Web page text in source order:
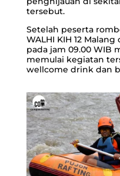
tersebut.
Setelah peserta
WALHI KIH 12
pada jam 09.00 WIB
memulai kegiatan
wellcome drink dan